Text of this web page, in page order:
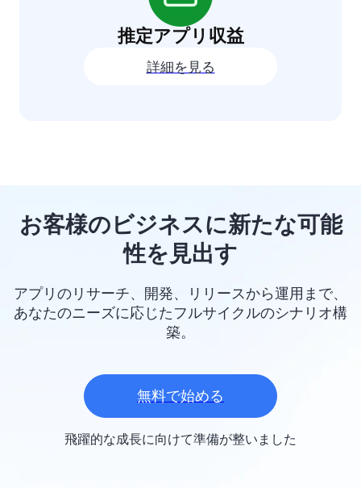
推定アプリ収益
詳細を見る
お客様のビジネスに新たな可能
性を見出す
アプリのリサーチ、開発、リリースから運用まで、
あなたのニーズに応じたフルサイクルのシナリオ構
築。
無料で始める
飛躍的な成長に向けて準備が整いました